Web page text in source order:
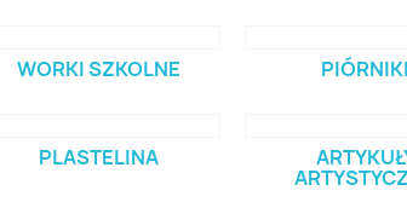
WORKI SZKOLNE PIÓRNIKI
PLASTELINA